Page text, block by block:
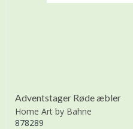
Adventstager Røde æbler
Home Art by Bahne
878289